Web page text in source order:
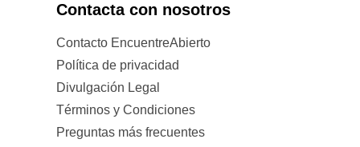
Contacta con nosotros
Contacto EncuentreAbierto
Política de privacidad
Divulgación Legal
Términos y Condiciones
Preguntas más frecuentes